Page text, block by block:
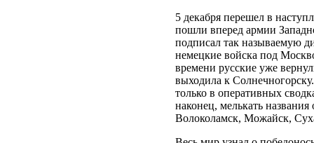
5 декабря перешел в
пошли вперед армии
подписал так называемую
немецкие войска под
времени русские уже
выходила к
только в оперативных
наконец, мелькать
Волоколамск, Можайск,